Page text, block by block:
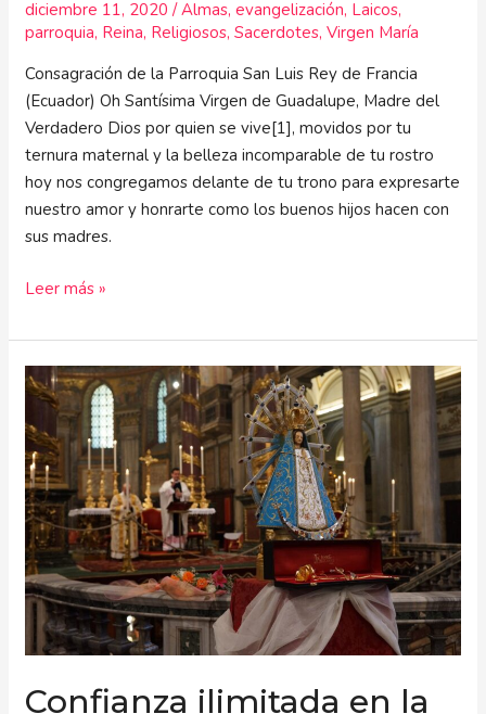
diciembre 11, 2020/Almas,evangelización, Laicos,
parroquia, Reina, Religiosos,Sacerdotes,Virgen María
Consagración de la Parroquia San Luis Rey de Francia
(Ecuador) Oh Santísima Virgen de Guadalupe, Madre del
Verdadero Dios por quien se vive[1], movidos por tu
ternura maternal y la belleza incomparable de tu rostro
hoy nos congregamos delante de tu trono para expresarte
nuestro amor y honrarte como los buenos hijos hacen con
sus madres.
Leer más »
Confianza ilimitada en la
Confianza
ilimitada
en
la
Virgen
de
Luján